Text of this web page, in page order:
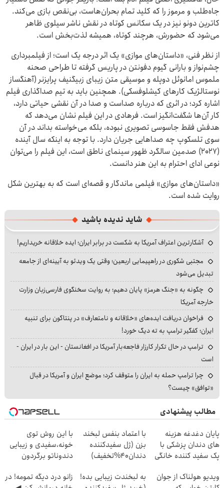
جاه‌طلب و مرموز را که کلید تمام بحران‌هاست، بی‌نقص بازی می‌کند.
کاترین دونو نیز در یک سکانس کوتاه در نقش ناشر سیلوی ظاهر
می‌شود که حضورش، هرچند کوتاه، همیشه لذت‌بخش است.
از نظر فنی، «داستان‌های موازی» یک اثر درجه یک است؛ از فیلمبرداری
چشم‌نواز و بارانی گیوم دفونتن در پاریس گرفته تا طراحی صحنه
ملموس امانوئل دوپله و موسیقی متن زیبای زبیگنیف پرایزنر (آهنگساز
نوستالژیک کارهای کیشلوفسکی). همچنین باید به تیم صداگذاری فیلم
اشاره کرد؛ در اثری که درباره صداست و صدا در آن نقشی حیاتی دارد،
کار آن‌ها شگفت‌انگیز است. فرهادی در این فیلم نشان می‌دهد که
هدفش فقط جاسوسی تصویری نبوده، بلکه می‌خواسته بداند در آن
سوی تلسکوپ چه صداهایی جریان دارد. با توجه به اینکه سال آینده
(۲۰۲۷) صدمین سالگرد ظهور سینمای ناطق است، این فیلم را می‌توان
نوعی ادای احترام به این هنر دانست.
«داستان‌های موازی» فیلمی ماندگار و قصه‌ای است که به بهترین شکل
روایت شده است.
شاید ندیده باشید
آشکارترین اعتراف آمریکا به شکست در برابر ایران؛ ایده خلاقانه خریداریم!
مجتبی شکوری در راهپیمایی اربعین؛ وقتی یک ویدئو به آیینه‌ای از جامعه
تبدیل می‌شود
چگونه به «جنگ هرمز» پایان دهیم؛ به روایت سخنگوی فارسی‌زبان وزارت
خارجه آمریکا
فراخوان دریافت ایده‌های «خلاقانه و نامتعارف» در پنتاگون برای تنبیه
ایران؛ کفگیر ترامپ به ته دیگ خورد!
ترامپ در حال تکرار کارزار فاجعه‌بار آمریکا در افغانستان - این بار در ایران -
است
چرا ترامپ حمله به ایران را متوقف کرد؛ موضع ایران و آمریکا در قبال
«توافق» چیست؟
مطالب پیشنهادی
پایان دغدغه هزینه
های دندان پزشکی با
پک سفید کننده خانگی
با اعتماد بنفس لبخند
بزن (ژل سفیدکننده
دندان40%تخفیف)
با این روش توی
خونه،سفیدی و زیبایی
دندوناتو برگردون
ویدیو هولناک از جوان
به لبخندت زیبایی بده!
زانو درد دیگه تمومه! در